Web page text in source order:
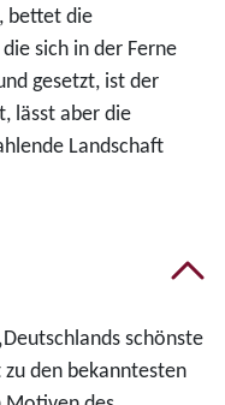
bettet die
sich in der Ferne
gesetzt, ist der
lässt aber die
Landschaft
schönste
den bekanntesten